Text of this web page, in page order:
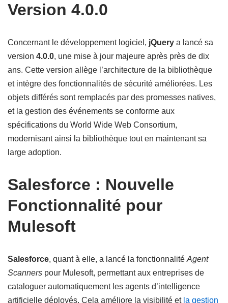
Version 4.0.0
Concernant le développement logiciel, jQuery a lancé sa
version 4.0.0, une mise à jour majeure après près de dix
ans. Cette version allège l’architecture de la bibliothèque
et intègre des fonctionnalités de sécurité améliorées. Les
objets différés sont remplacés par des promesses natives,
et la gestion des événements se conforme aux
spécifications du World Wide Web Consortium,
modernisant ainsi la bibliothèque tout en maintenant sa
large adoption.
Salesforce : Nouvelle
Fonctionnalité pour
Mulesoft
Salesforce, quant à elle, a lancé la fonctionnalité Agent
Scanners pour Mulesoft, permettant aux entreprises de
cataloguer automatiquement les agents d’intelligence
artificielle déployés. Cela améliore la visibilité et la gestion